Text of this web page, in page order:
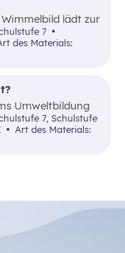
lädt zur
Themenfeld
können
an
5, Schulstufe 6, Schulstufe 7
Umweltbildung
mit
verschiedenen
zu